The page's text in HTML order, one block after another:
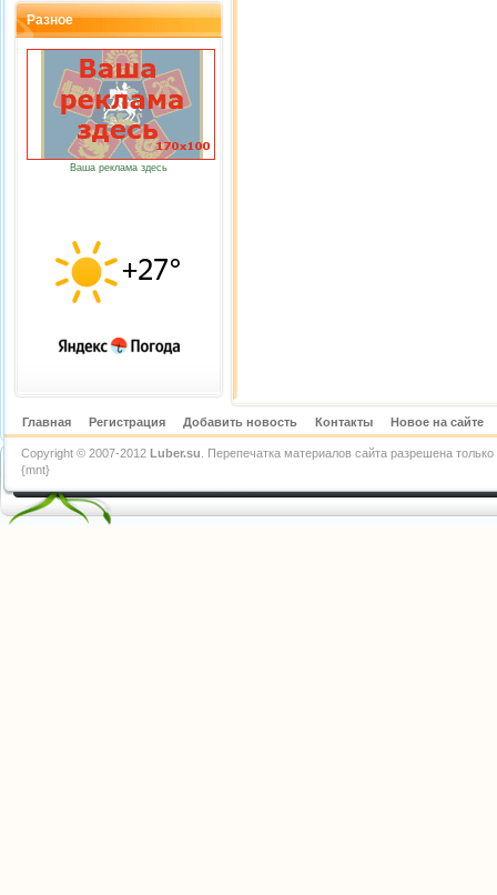
Разное
Ваша реклама здесь
Главная Регистрация Добавить новость Контакты Новое на сайте
Copyright © 2007-2012 Luber.su . Перепечатка материалов сайта разрешена
{mnt}